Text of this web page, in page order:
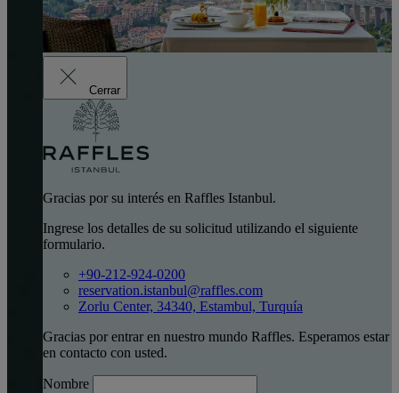
Cerrar
Gracias por su interés en Raffles Istanbul.
Ingrese los detalles de su solicitud utilizando el siguiente
formulario.
+90-212-924-0200
reservation.istanbul@raffles.com
Zorlu Center, 34340, Estambul, Turquía
Gracias por entrar en nuestro mundo Raffles. Esperamos estar
en contacto con usted.
Nombre